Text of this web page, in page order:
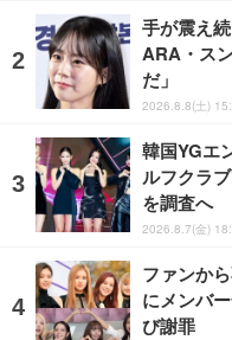
手が震え
ARA・ス
だ」
2026.8.8(土)
韓国YGエ
ルフクラ
を調査へ
2026.8.7(金)
ファンか
にメンバ
び謝罪